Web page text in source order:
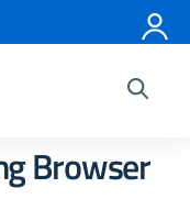
Browser